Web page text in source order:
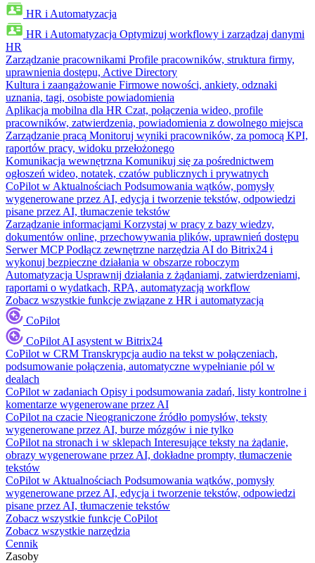
HR i Automatyzacja
HR i Automatyzacja Optymizuj workflowy i zarządzaj danymi
HR
Zarządzanie pracownikami Profile pracowników, struktura firmy,
uprawnienia dostępu, Active Directory
Kultura i zaangażowanie Firmowe nowości, ankiety, odznaki
uznania, tagi, osobiste powiadomienia
Aplikacja mobilna dla HR Czat, połączenia wideo, profile
pracowników, zatwierdzenia, powiadomienia z dowolnego miejsca
Zarządzanie pracą Monitoruj wyniki pracowników, za pomocą KPI,
raportów pracy, widoku przełożonego
Komunikacja wewnętrzna Komunikuj się za pośrednictwem
ogłoszeń wideo, notatek, czatów publicznych i prywatnych
CoPilot w Aktualnościach Podsumowania wątków, pomysły
wygenerowane przez AI, edycja i tworzenie tekstów, odpowiedzi
pisane przez AI, tłumaczenie tekstów
Zarządzanie informacjami Korzystaj w pracy z bazy wiedzy,
dokumentów online, przechowywania plików, uprawnień dostępu
Serwer MCP Podłącz zewnętrzne narzędzia AI do Bitrix24 i
wykonuj bezpieczne działania w obszarze roboczym
Automatyzacja Usprawnij działania z żądaniami, zatwierdzeniami,
raportami o wydatkach, RPA, automatyzacją workflow
Zobacz wszystkie funkcje związane z HR i automatyzacją
CoPilot
CoPilot AI asystent w Bitrix24
CoPilot w CRM Transkrypcja audio na tekst w połączeniach,
podsumowanie połączenia, automatyczne wypełnianie pól w
dealach
CoPilot w zadaniach Opisy i podsumowania zadań, listy kontrolne i
komentarze wygenerowane przez AI
CoPilot na czacie Nieograniczone źródło pomysłów, teksty
wygenerowane przez AI, burze mózgów i nie tylko
CoPilot na stronach i w sklepach Interesujące teksty na żądanie,
obrazy wygenerowane przez AI, dokładne prompty, tłumaczenie
tekstów
CoPilot w Aktualnościach Podsumowania wątków, pomysły
wygenerowane przez AI, edycja i tworzenie tekstów, odpowiedzi
pisane przez AI, tłumaczenie tekstów
Zobacz wszystkie funkcje CoPilot
Zobacz wszystkie narzędzia
Cennik
Zasoby